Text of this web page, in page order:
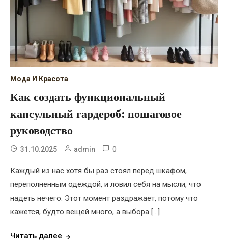
Мода И Красота
Как создать функциональный
капсульный гардероб: пошаговое
руководство
31.10.2025 admin 0
Каждый из нас хотя бы раз стоял перед шкафом,
переполненным одеждой, и ловил себя на мысли, что
надеть нечего. Этот момент раздражает, потому что
кажется, будто вещей много, а выбора […]
Читать далее